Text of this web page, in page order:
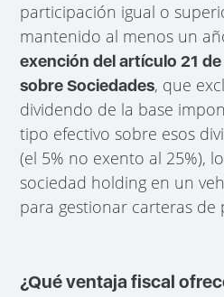
participación igual o
mantenido al menos un
exención del artículo 21
sobre Sociedades, que
dividendo de la base
tipo efectivo sobre esos
(el 5% no exento al 25%),
sociedad holding en un
para gestionar carteras de
¿Qué ventaja fiscal